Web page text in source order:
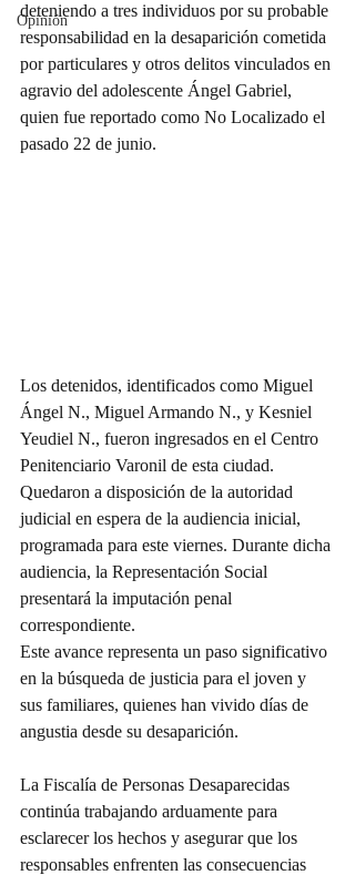
Opinión
deteniendo a tres individuos por su probable
responsabilidad en la desaparición cometida
por particulares y otros delitos vinculados en
agravio del adolescente Ángel Gabriel,
quien fue reportado como No Localizado el
pasado 22 de junio.
Los detenidos, identificados como Miguel
Ángel N., Miguel Armando N., y Kesniel
Yeudiel N., fueron ingresados en el Centro
Penitenciario Varonil de esta ciudad.
Quedaron a disposición de la autoridad
judicial en espera de la audiencia inicial,
programada para este viernes. Durante dicha
audiencia, la Representación Social
presentará la imputación penal
correspondiente.
Este avance representa un paso significativo
en la búsqueda de justicia para el joven y
sus familiares, quienes han vivido días de
angustia desde su desaparición.
La Fiscalía de Personas Desaparecidas
continúa trabajando arduamente para
esclarecer los hechos y asegurar que los
responsables enfrenten las consecuencias